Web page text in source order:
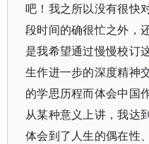
吧！我之所以没有很快
段时间的确很忙之外，
是我希望通过慢慢校订
生作进一步的深度精神
的学思历程而体会中国
从某种意义上讲，我达
体会到了人生的偶在性